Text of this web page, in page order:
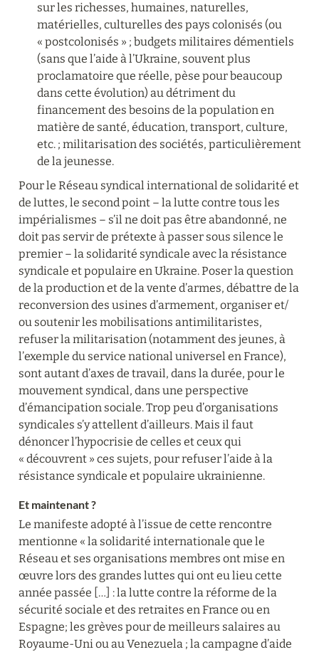
sur les richesses, humaines, naturelles,
matérielles, culturelles des pays colonisés (ou
« postcolonisés » ; budgets militaires démentiels
(sans que l’aide à l’Ukraine, souvent plus
proclamatoire que réelle, pèse pour beaucoup
dans cette évolution) au détriment du
financement des besoins de la population en
matière de santé, éducation, transport, culture,
etc. ; militarisation des sociétés, particulièrement
de la jeunesse.
Pour le Réseau syndical international de solidarité et
de luttes, le second point – la lutte contre tous les
impérialismes – s’il ne doit pas être abandonné, ne
doit pas servir de prétexte à passer sous silence le
premier – la solidarité syndicale avec la résistance
syndicale et populaire en Ukraine. Poser la question
de la production et de la vente d’armes, débattre de la
reconversion des usines d’armement, organiser et/
ou soutenir les mobilisations antimilitaristes,
refuser la militarisation (notamment des jeunes, à
l’exemple du service national universel en France),
sont autant d’axes de travail, dans la durée, pour le
mouvement syndical, dans une perspective
d’émancipation sociale. Trop peu d’organisations
syndicales s’y attellent d’ailleurs. Mais il faut
dénoncer l’hypocrisie de celles et ceux qui
« découvrent » ces sujets, pour refuser l’aide à la
résistance syndicale et populaire ukrainienne.
Et maintenant ?
Le manifeste adopté à l’issue de cette rencontre
mentionne « la solidarité internationale que le
Réseau et ses organisations membres ont mise en
œuvre lors des grandes luttes qui ont eu lieu cette
année passée […] : la lutte contre la réforme de la
sécurité sociale et des retraites en France ou en
Espagne; les grèves pour de meilleurs salaires au
Royaume-Uni ou au Venezuela ; la campagne d’aide